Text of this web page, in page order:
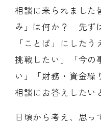
相談に来られました
み」は何か？ 先ず
「ことば」にした
挑戦したい」「今の
い」「財務・資金繰
相談にお答えしたい
日頃から考え、思